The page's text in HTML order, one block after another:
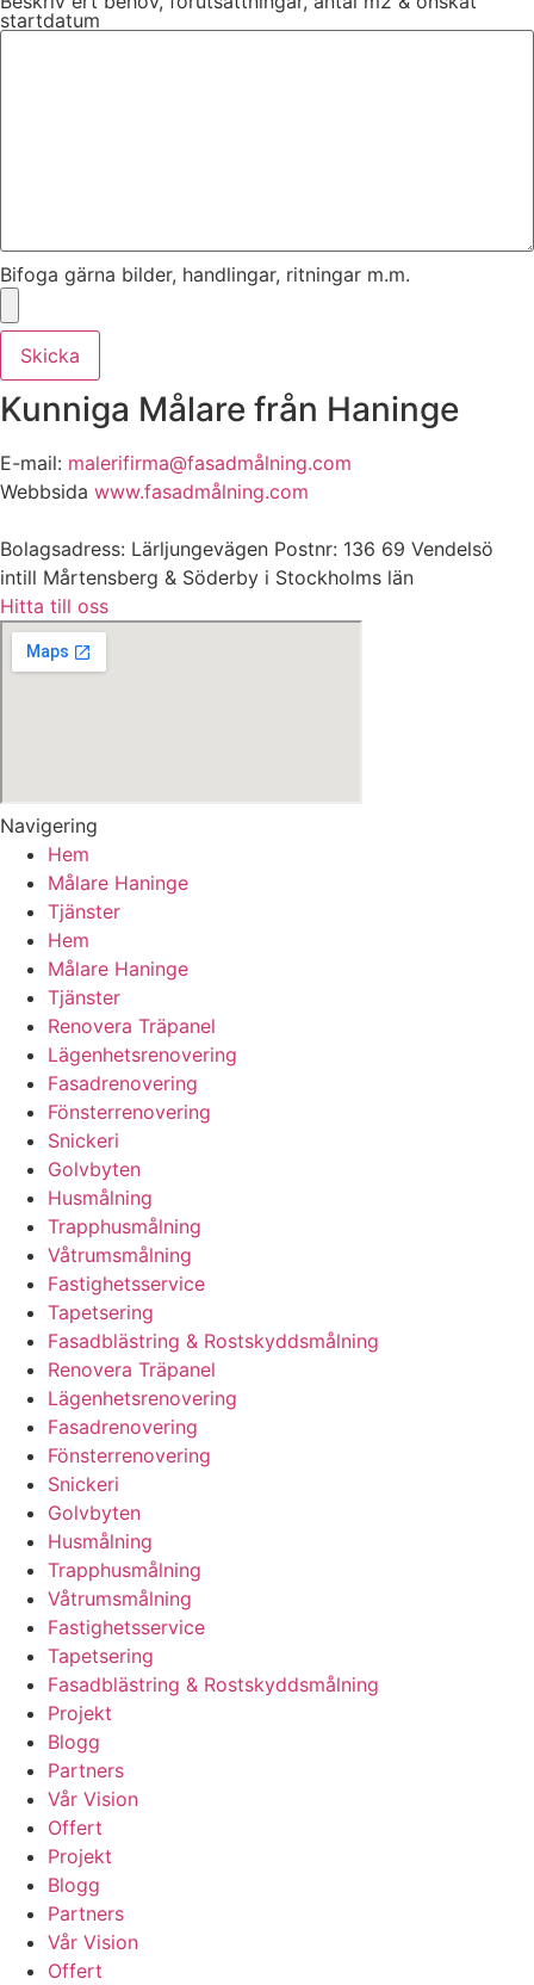
startdatum
Bifoga gärna bilder, handlingar, ritningar m.m.
Skicka
Kunniga Målare från Haninge
E-mail: malerifirma@fasadmålning.com
Webbsida www.fasadmålning.com
Bolagsadress: Lärljungevägen Postnr: 136 69 Vendelsö
intill Mårtensberg & Söderby i Stockholms län
Hitta till oss
Navigering
Hem
Målare Haninge
Tjänster
Hem
Målare Haninge
Tjänster
Renovera Träpanel
Lägenhetsrenovering
Fasadrenovering
Fönsterrenovering
Snickeri
Golvbyten
Husmålning
Trapphusmålning
Våtrumsmålning
Fastighetsservice
Tapetsering
Fasadblästring & Rostskyddsmålning
Renovera Träpanel
Lägenhetsrenovering
Fasadrenovering
Fönsterrenovering
Snickeri
Golvbyten
Husmålning
Trapphusmålning
Våtrumsmålning
Fastighetsservice
Tapetsering
Fasadblästring & Rostskyddsmålning
Projekt
Blogg
Partners
Vår Vision
Offert
Projekt
Blogg
Partners
Vår Vision
Offert